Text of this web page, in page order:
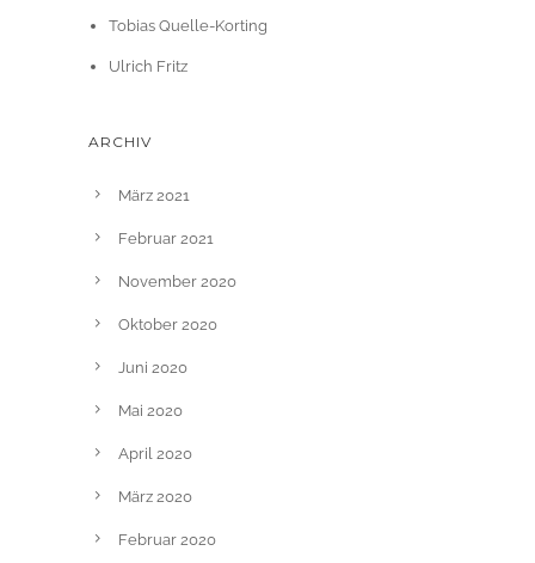
Tobias Quelle-Korting
Ulrich Fritz
ARCHIV
März 2021
Februar 2021
November 2020
Oktober 2020
Juni 2020
Mai 2020
April 2020
März 2020
Februar 2020